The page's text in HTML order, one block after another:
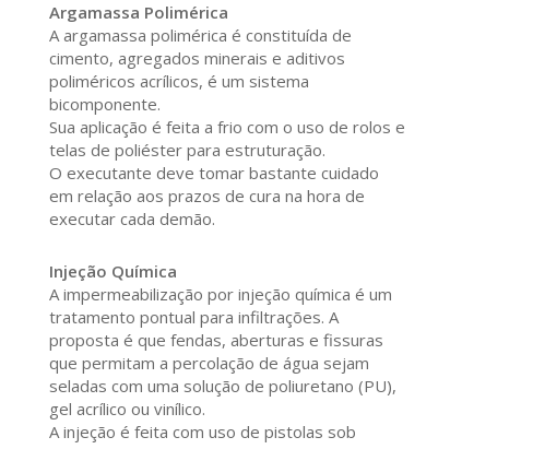
Argamassa Polimérica
A argamassa polimérica é constituída de
cimento, agregados minerais e aditivos
poliméricos acrílicos, é um sistema
bicomponente.
Sua aplicação é feita a frio com o uso de rolos e
telas de poliéster para estruturação.
O executante deve tomar bastante cuidado
em relação aos prazos de cura na hora de
executar cada demão.
Injeção Química
A impermeabilização por injeção química é um
tratamento pontual para infiltrações. A
proposta é que fendas, aberturas e fissuras
que permitam a percolação de água sejam
seladas com uma solução de poliuretano (PU),
gel acrílico ou vinílico.
A injeção é feita com uso de pistolas sob